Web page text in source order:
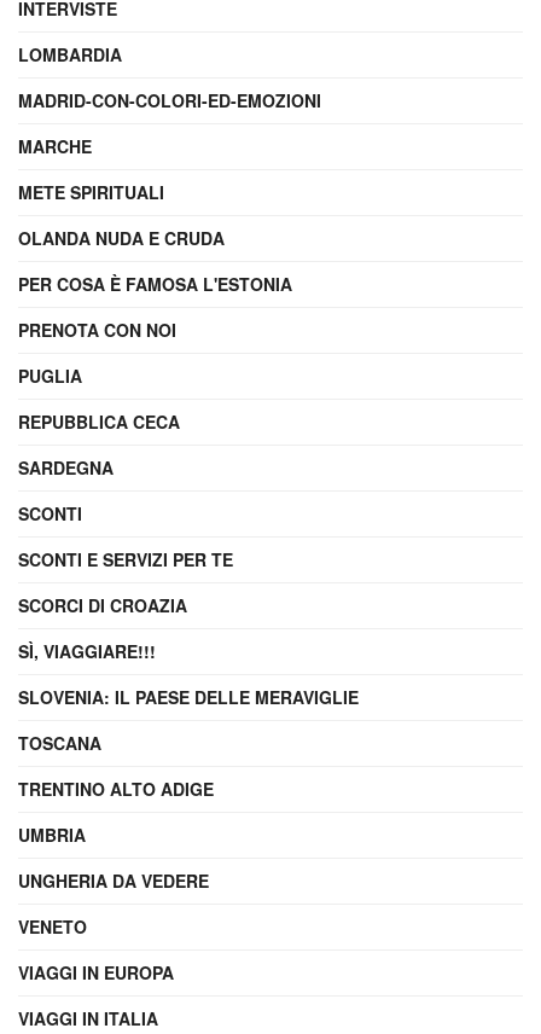
INTERVISTE
LOMBARDIA
MADRID-CON-COLORI-ED-EMOZIONI
MARCHE
METE SPIRITUALI
OLANDA NUDA E CRUDA
PER COSA È FAMOSA L'ESTONIA
PRENOTA CON NOI
PUGLIA
REPUBBLICA CECA
SARDEGNA
SCONTI
SCONTI E SERVIZI PER TE
SCORCI DI CROAZIA
SÌ, VIAGGIARE!!!
SLOVENIA: IL PAESE DELLE MERAVIGLIE
TOSCANA
TRENTINO ALTO ADIGE
UMBRIA
UNGHERIA DA VEDERE
VENETO
VIAGGI IN EUROPA
VIAGGI IN ITALIA